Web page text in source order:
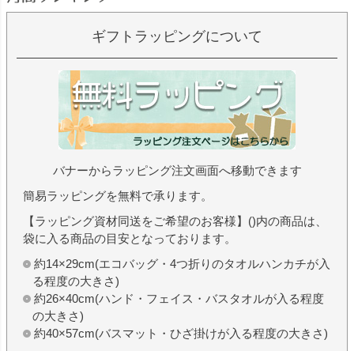
ギフトラッピングについて
バナーからラッピング注文画面へ移動できます
簡易ラッピングを無料で承ります。
【ラッピング資材同送をご希望のお客様】()内の商品は、
袋に入る商品の目安となっております。
約14×29cm(エコバッグ・4つ折りのタオルハンカチが入
る程度の大きさ)
約26×40cm(ハンド・フェイス・バスタオルが入る程度
の大きさ)
約40×57cm(バスマット・ひざ掛けが入る程度の大きさ)